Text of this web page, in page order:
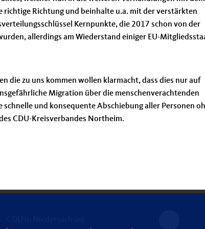
richtige Richtung und beinhalte u.a. mit der verstärkten
Kernpunkte, die 2017 schon von der
allerdings am Wiederstand einiger EU-
die zu uns kommen wollen klarmacht, dass dies nur auf
Migration über die menschenverachtenden
und konsequente Abschiebung aller Personen
CDU-Kreisverbandes Northeim.